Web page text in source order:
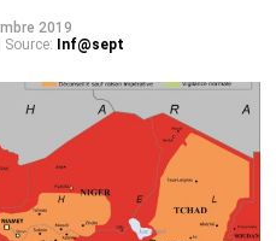
2019
| Source: Inf@sept